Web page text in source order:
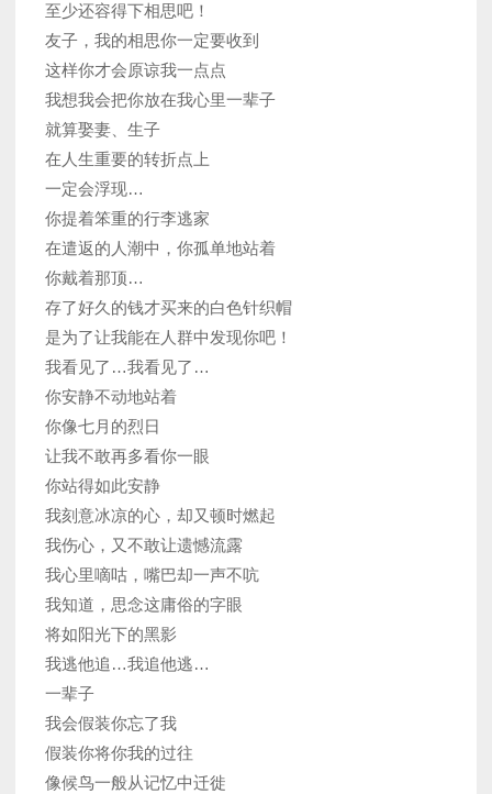
至少还容得下相思吧！
友子，我的相思你一定要收到
这样你才会原谅我一点点
我想我会把你放在我心里一辈子
就算娶妻、生子
在人生重要的转折点上
一定会浮现…
你提着笨重的行李逃家
在遣返的人潮中，你孤单地站着
你戴着那顶…
存了好久的钱才买来的白色针织帽
是为了让我能在人群中发现你吧！
我看见了…我看见了…
你安静不动地站着
你像七月的烈日
让我不敢再多看你一眼
你站得如此安静
我刻意冰凉的心，却又顿时燃起
我伤心，又不敢让遗憾流露
我心里嘀咕，嘴巴却一声不吭
我知道，思念这庸俗的字眼
将如阳光下的黑影
我逃他追…我追他逃…
一辈子
我会假装你忘了我
假装你将你我的过往
像候鸟一般从记忆中迁徙